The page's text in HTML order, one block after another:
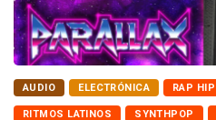
AUDIO ELECTRÓNICA RAP
RITMOS LATINOS SYNTHPOP